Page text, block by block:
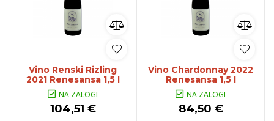
Vino Renski Rizling
2021 Renesansa 1,5 l
NA ZALOGI
104,51 €
Vino Chardonnay 2022
Renesansa 1,5 l
NA ZALOGI
84,50 €